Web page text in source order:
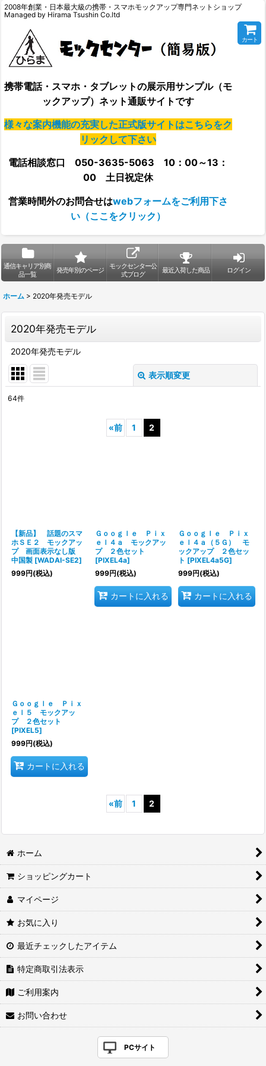
2008年創業・日本最大級の携帯・スマホモックアップ専門ネットショップ
Managed by Hirama Tsushin Co.ltd
携帯電話・スマホ・タブレットの展示用サンプル（モ
ックアップ）ネット通販サイトです
様々な案内機能の充実した正式版サイトはこちらをク
リックして下さい
電話相談窓口 050-3635-5063 10：00～13：
00 土日祝定休
営業時間外のお問合せはwebフォームをご利用下さ
い（ここをクリック）
カート
通信キャリア別商
品一覧
発売年別のページ
モックセンター公
式ブログ
最近入荷した商品 ログイン
ホーム > 2020年発売モデル
2020年発売モデル
2020年発売モデル
表示順変更
64件
«前 1 2
【新品】 話題のスマ
ホＳＥ２ モックアッ
プ 画面表示なし版
中国製 [WADAI-SE2]
999円(税込)
Ｇｏｏｇｌｅ Ｐｉｘ
ｅｌ４ａ モックアッ
プ ２色セット
[PIXEL4a]
999円(税込)
カートに入れる
Ｇｏｏｇｌｅ Ｐｉｘ
ｅｌ４ａ（５Ｇ） モ
ックアップ ２色セッ
ト [PIXEL4a5G]
999円(税込)
カートに入れる
Ｇｏｏｇｌｅ Ｐｉｘ
ｅｌ５ モックアッ
プ ２色セット
[PIXEL5]
999円(税込)
カートに入れる
«前 1 2
ホーム
ショッピングカート
マイページ
お気に入り
最近チェックしたアイテム
特定商取引法表示
ご利用案内
お問い合わせ
PCサイト